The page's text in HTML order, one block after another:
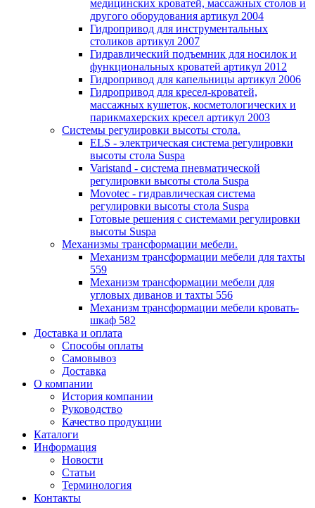
медицинских кроватей, массажных столов и
другого оборудования артикул 2004
Гидропривод для инструментальных
столиков артикул 2007
Гидравлический подъемник для носилок и
функциональных кроватей артикул 2012
Гидропривод для капельницы артикул 2006
Гидропривод для кресел-кроватей,
массажных кушеток, косметологических и
парикмахерских кресел артикул 2003
Системы регулировки высоты стола.
ELS - электрическая система регулировки
высоты стола Suspa
Varistand - система пневматической
регулировки высоты стола Suspa
Movotec - гидравлическая система
регулировки высоты стола Suspa
Готовые решения с системами регулировки
высоты Suspa
Механизмы трансформации мебели.
Механизм трансформации мебели для тахты
559
Механизм трансформации мебели для
угловых диванов и тахты 556
Механизм трансформации мебели кровать-
шкаф 582
Доставка и оплата
Способы оплаты
Самовывоз
Доставка
О компании
История компании
Руководство
Качество продукции
Каталоги
Информация
Новости
Статьи
Терминология
Контакты